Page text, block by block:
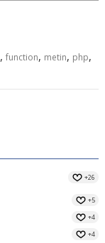
,function, metin, php,
+26
+5
+4
+4